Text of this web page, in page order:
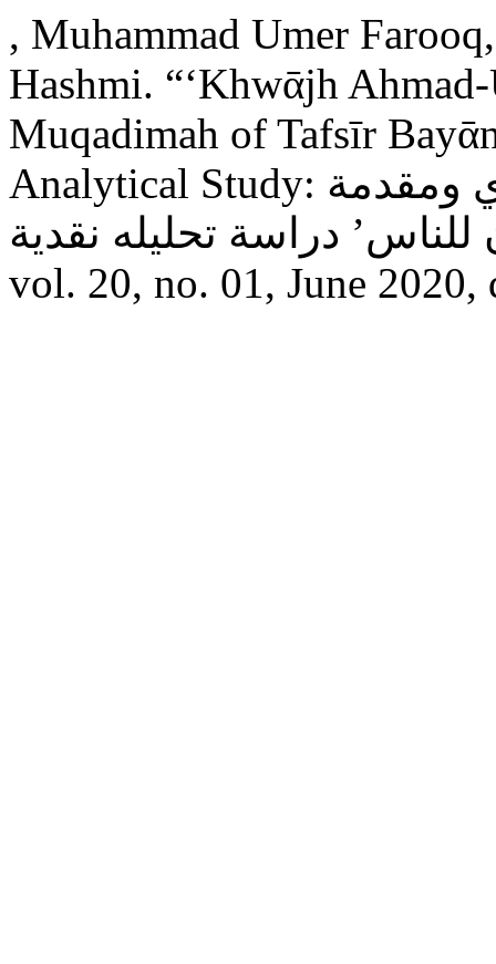
, Muhammad Umer
Hashmi. “‘Khwᾱjh
Muqadimah of Tafsīr
Analytical Study: خواجه أحمد الدين الأمرتسري ومقدمة
vol. 20, no. 01, June